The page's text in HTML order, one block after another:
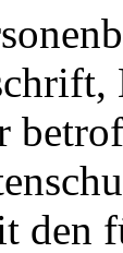
den